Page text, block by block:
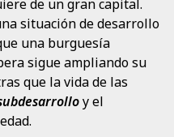
de un gran capital.
situación de desarrollo
una burguesía
sigue ampliando su
que la vida de las
y el